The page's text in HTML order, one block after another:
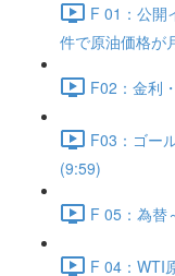
F 01：公開
件で原油価格が
F02：金利
F03：ゴー
(9:59)
F 05：為替
F 04：WTI